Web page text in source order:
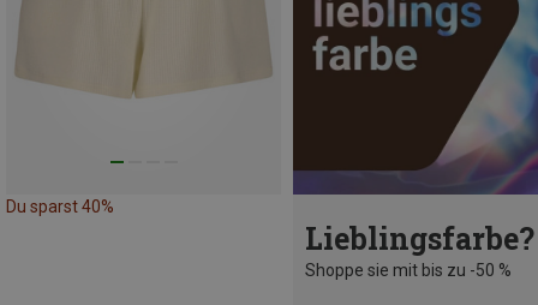
Du sparst 40%
Lieblingsfarbe?
Shoppe sie mit bis zu -50 %